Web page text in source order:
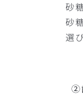
砂
砂
選
②